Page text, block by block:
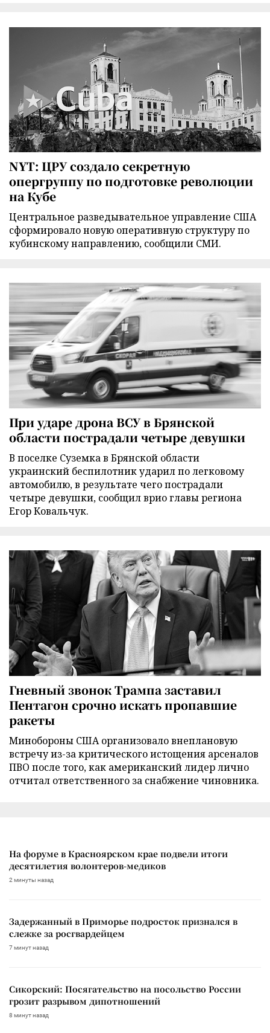
NYT: ЦРУ создало секретную
опергруппу по подготовке революции
на Кубе
Центральное разведывательное управление США
сформировало новую оперативную структуру по
кубинскому направлению, сообщили СМИ.
При ударе дрона ВСУ в Брянской
области пострадали четыре девушки
В поселке Суземка в Брянской области
украинский беспилотник ударил по легковому
автомобилю, в результате чего пострадали
четыре девушки, сообщил врио главы региона
Егор Ковальчук.
Гневный звонок Трампа заставил
Пентагон срочно искать пропавшие
ракеты
Минобороны США организовало внеплановую
встречу из-за критического истощения арсеналов
ПВО после того, как американский лидер лично
отчитал ответственного за снабжение чиновника.
На форуме в Красноярском крае подвели итоги
десятилетия волонтеров-медиков
2 минуты назад
Задержанный в Приморье подросток признался в
слежке за росгвардейцем
7 минут назад
Сикорский: Посягательство на посольство России
грозит разрывом дипотношений
8 минут назад